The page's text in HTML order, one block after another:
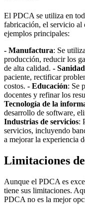
El PDCA se utiliza en
fabricación, el servicio
ejemplos principales:
- Manufactura: Se
producción, reducir los
de alta calidad. - Sanidad
paciente, rectificar
costos. - Educación: Se
docentes y refinar los
Tecnología de la
desarrollo de software,
Industrias de servicios:
servicios, incluyendo
a mejorar la experiencia
Limitaciones
Aunque el PDCA es
tiene sus limitaciones.
PDCA no es la mejor